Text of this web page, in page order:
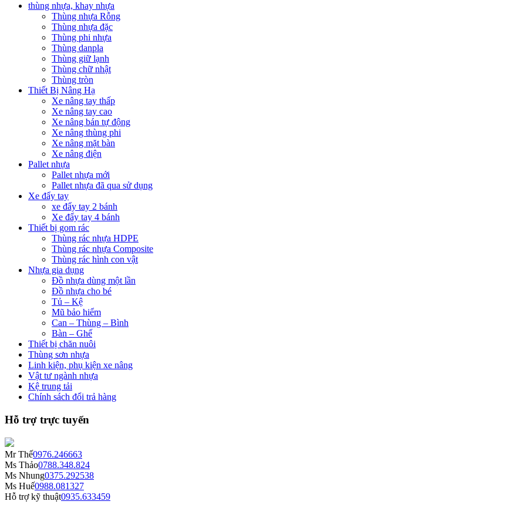
thùng nhựa, khay nhựa
Thùng nhựa Rỗng
Thùng nhựa đặc
Thùng phi nhựa
Thùng danpla
Thùng giữ lạnh
Thùng chữ nhật
Thùng tròn
Thiết Bị Nâng Hạ
Xe nâng tay thấp
Xe nâng tay cao
Xe nâng bán tự động
Xe nâng thùng phi
Xe nâng mặt bàn
Xe nâng điện
Pallet nhựa
Pallet nhựa mới
Pallet nhựa đã qua sử dụng
Xe đẩy tay
xe đẩy tay 2 bánh
Xe đẩy tay 4 bánh
Thiết bị gom rác
Thùng rác nhựa HDPE
Thùng rác nhựa Composite
Thùng rác hình con vật
Nhựa gia dụng
Đồ nhựa dùng một lần
Đồ nhựa cho bé
Tủ – Kệ
Mũ bảo hiểm
Can – Thùng – Bình
Bàn – Ghế
Thiết bị chăn nuôi
Thùng sơn nhựa
Linh kiện, phụ kiện xe nâng
Vật tư ngành nhựa
Kệ trung tải
Chính sách đổi trả hàng
Hỗ trợ trực tuyến
Mr Thế0976.246663
Ms Thảo0788.348.824
Ms Nhung0375.292538
Ms Huế0988.081327
Hỗ trợ kỹ thuật0935.633459